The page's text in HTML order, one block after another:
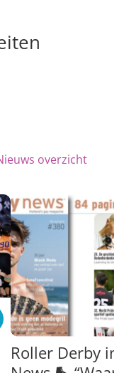
overzicht
Roller Derby